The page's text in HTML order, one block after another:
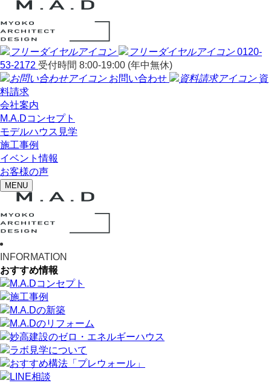
0120-
53-2172 受付時間 8:00-19:00 (年中無休)
お問い合わせ
資
料請求
会社案内
M.A.Dコンセプト
モデルハウス見学
施工事例
イベント情報
お客様の声
MENU
INFORMATION
おすすめ情報